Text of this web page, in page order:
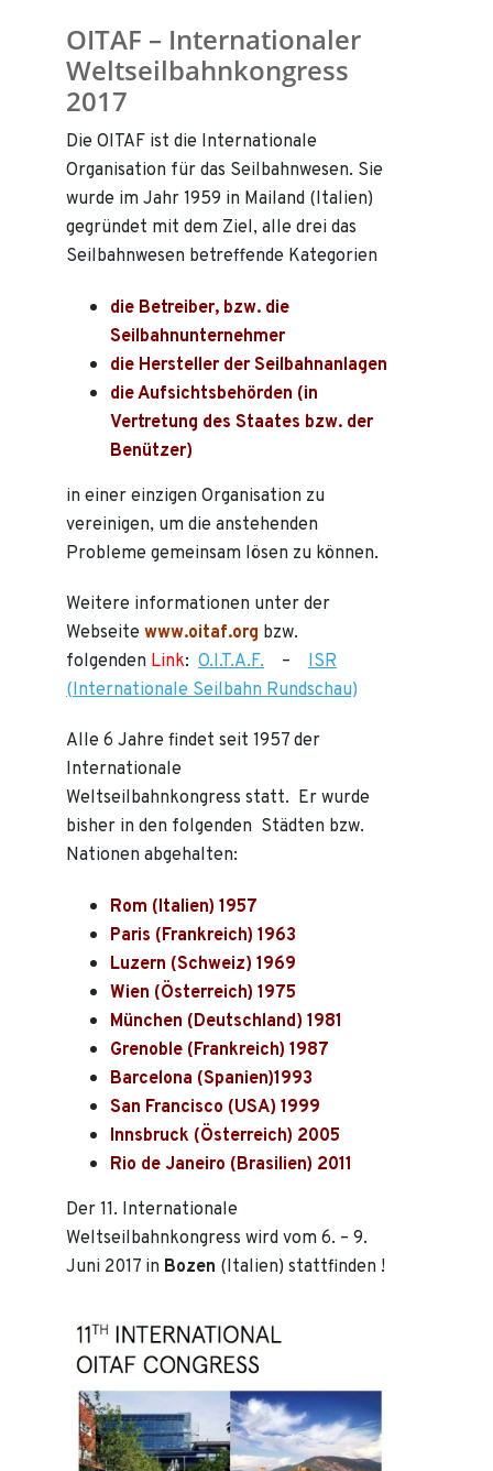
OITAF – Internationaler
Weltseilbahnkongress
2017
Die OITAF ist die Internationale
Organisation für das Seilbahnwesen. Sie
wurde im Jahr 1959 in Mailand (Italien)
gegründet mit dem Ziel, alle drei das
Seilbahnwesen betreffende Kategorien
die Betreiber, bzw. die
Seilbahnunternehmer
die Hersteller der Seilbahnanlagen
die Aufsichtsbehörden (in
Vertretung des Staates bzw. der
Benützer)
in einer einzigen Organisation zu
vereinigen, um die anstehenden
Probleme gemeinsam lösen zu können.
Weitere informationen unter der
Webseite www.oitaf.org bzw.
folgenden Link: O.I.T.A.F. – ISR
(Internationale Seilbahn Rundschau)
Alle 6 Jahre findet seit 1957 der
Internationale
Weltseilbahnkongress statt. Er wurde
bisher in den folgenden Städten bzw.
Nationen abgehalten:
Rom (Italien) 1957
Paris (Frankreich) 1963
Luzern (Schweiz) 1969
Wien (Österreich) 1975
München (Deutschland) 1981
Grenoble (Frankreich) 1987
Barcelona (Spanien)1993
San Francisco (USA) 1999
Innsbruck (Österreich) 2005
Rio de Janeiro (Brasilien) 2011
Der 11. Internationale
Weltseilbahnkongress wird vom 6. – 9.
Juni 2017 in Bozen (Italien) stattfinden !